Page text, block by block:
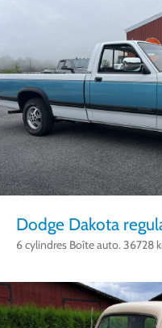
Dodge Dakota
6 cylindres Boîte auto. 36728